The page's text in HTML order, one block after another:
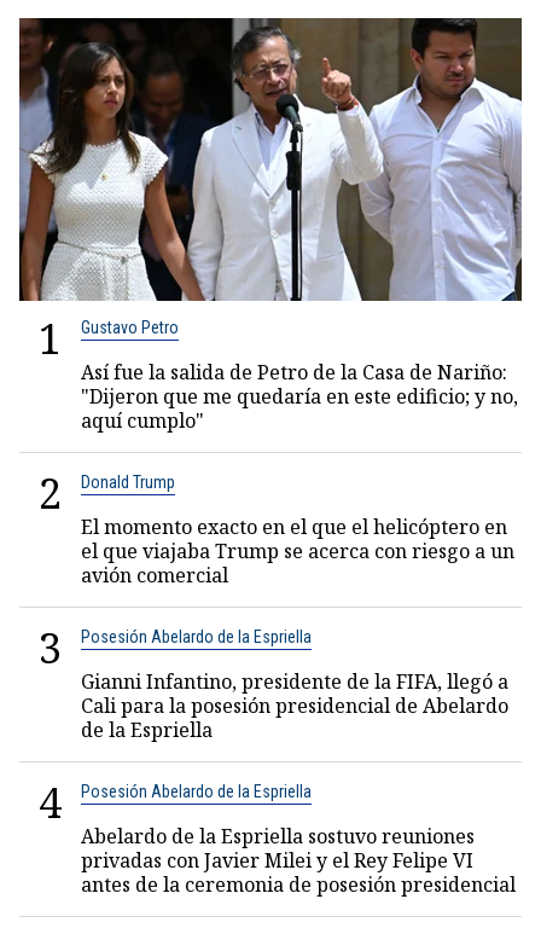
1 Gustavo Petro
Así fue la salida de Petro de la Casa de Nariño:
"Dijeron que me quedaría en este edificio; y no,
aquí cumplo"
2 Donald Trump
El momento exacto en el que el helicóptero en
el que viajaba Trump se acerca con riesgo a un
avión comercial
3 Posesión Abelardo de la Espriella
Gianni Infantino, presidente de la FIFA, llegó a
Cali para la posesión presidencial de Abelardo
de la Espriella
4 Posesión Abelardo de la Espriella
Abelardo de la Espriella sostuvo reuniones
privadas con Javier Milei y el Rey Felipe VI
antes de la ceremonia de posesión presidencial